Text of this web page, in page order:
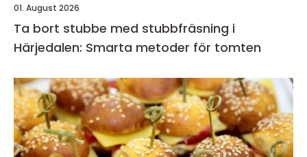
01. August 2026
Ta bort stubbe med stubbfräsning i
Härjedalen: Smarta metoder för tomten